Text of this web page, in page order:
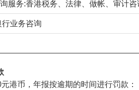
服务:香港税务、法律、做帐、审计咨
业务咨询
港币，年报按逾期的时间进行罚款：